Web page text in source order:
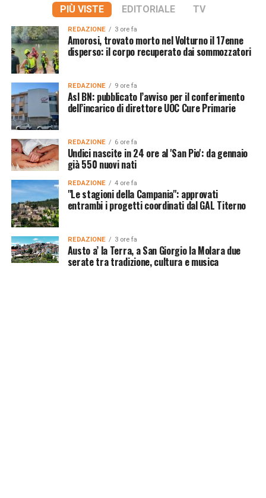
PIÙ VISTE EDITORIALE TV
REDAZIONE 3 ore fa
Amorosi, trovato morto nel Volturno il 17enne
disperso: il corpo recuperato dai sommozzatori
REDAZIONE 9 ore fa
Asl BN: pubblicato l’avviso per il conferimento
dell’incarico di direttore UOC Cure Primarie
REDAZIONE 6 ore fa
Undici nascite in 24 ore al 'San Pio': da gennaio
già 550 nuovi nati
REDAZIONE 4 ore fa
"Le stagioni della Campania": approvati
entrambi i progetti coordinati dal GAL Titerno
REDAZIONE 3 ore fa
Austo a’ la Terra, a San Giorgio la Molara due
serate tra tradizione, cultura e musica